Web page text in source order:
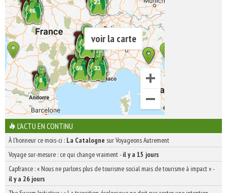
voir la carte
L'ACTU EN CONTINU
À l'honneur ce mois-ci : La Catalogne sur Voyageons Autrement
Voyage sur-mesure : ce qui change vraiment-il y a 15 jours
Capfrance : « Nous ne parlons plus de tourisme social mais de tourisme à impact »-
il y a 26 jours